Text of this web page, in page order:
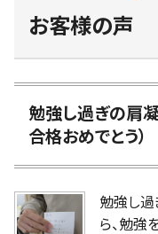
お客様の声
勉強し過ぎの肩
合格おめでとう）
勉強し過
ら、勉強